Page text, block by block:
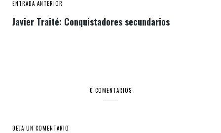
ENTRADA ANTERIOR
Javier Traité: Conquistadores secundarios
0 COMENTARIOS
DEJA UN COMENTARIO